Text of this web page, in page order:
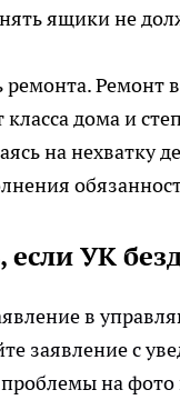
ящики не
Ремонт
класса дома и
на нехватку
если УК
в
заявление с
на фото